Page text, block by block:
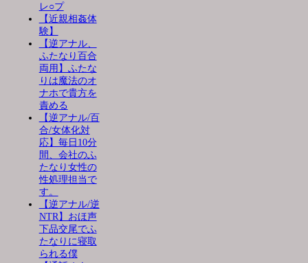
レ○プ
【近親相姦体
験】
【逆アナル、
ふたなり百合
両用】ふたな
りは魔法のオ
ナホで貴方を
責める
【逆アナル/百
合/女体化対
応】毎日10分
間、会社のふ
たなり女性の
性処理担当で
す。
【逆アナル/逆
NTR】おほ声
下品交尾でふ
たなりに寝取
られる僕